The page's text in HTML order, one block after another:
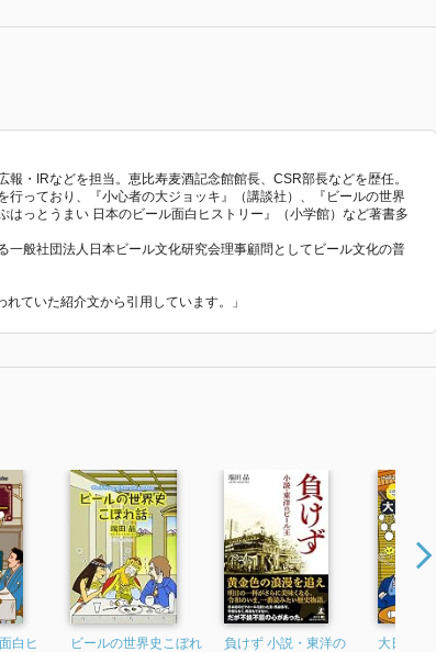
・IRなどを担当。恵比寿麦酒記念館館長、CSR部長などを歴任。
行っており、『小心者の大ジョッキ』（講談社）、『ビールの世界
はっとうまい 日本のビール面白ヒストリー』（小学館）など著書多
一般社団法人日本ビール文化研究会理事顧問としてビール文化の普
ていた紹介文から引用しています。」
白ヒ
ビールの世界史こぼれ
負けず 小説・東洋の
大日本麦